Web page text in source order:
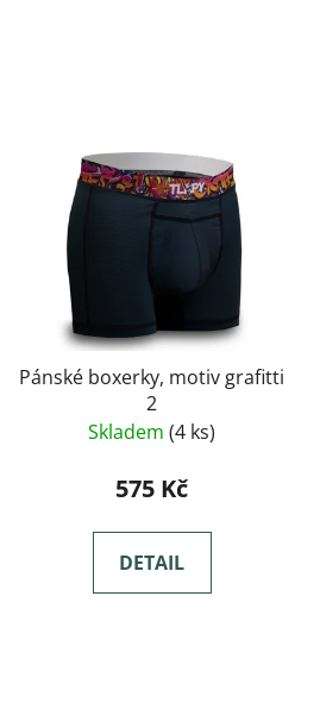
Pánské boxerky, motiv grafitti
2
Skladem(4 ks)
575 Kč
DETAIL